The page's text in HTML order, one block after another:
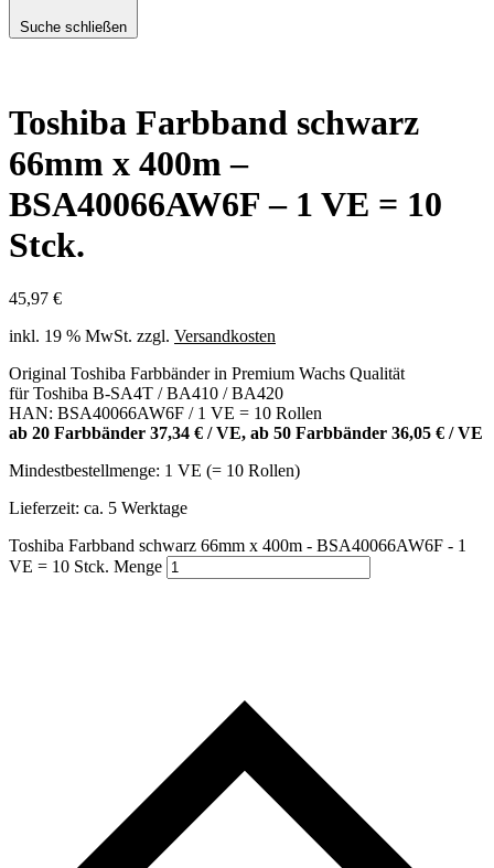
Suche schließen
Toshiba Farbband schwarz
66mm x 400m –
BSA40066AW6F – 1 VE = 10
Stck.
45,97 €
inkl. 19 % MwSt. zzgl. Versandkosten
Original Toshiba Farbbänder in Premium Wachs Qualität
für Toshiba B-SA4T / BA410 / BA420
HAN: BSA40066AW6F / 1 VE = 10 Rollen
ab 20 Farbbänder 37,34 € / VE, ab 50 Farbbänder 36,05 € / VE
Mindestbestellmenge: 1 VE (= 10 Rollen)
Lieferzeit: ca. 5 Werktage
Toshiba Farbband schwarz 66mm x 400m - BSA40066AW6F - 1
VE = 10 Stck. Menge